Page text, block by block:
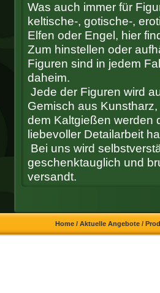
Was auch immer für
keltische-, gotische-,
Elfen oder Engel, hier
Zum hinstellen oder
Figuren sind in jedem
daheim.
Jede der Figuren wird
Gemisch aus
dem Kaltgießen werden
liebevoller Detailarbeit
Bei uns wird
geschenktauglich und
versandt.
Home /Aktuelle Angebote /